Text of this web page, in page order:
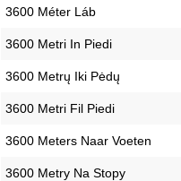
‎3600 Méter Láb
‎3600 Metri In Piedi
‎3600 Metrų Iki Pėdų
‎3600 Metri Fil Piedi
‎3600 Meters Naar Voeten
‎3600 Metry Na Stopy